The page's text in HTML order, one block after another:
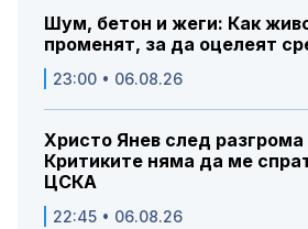
Шум, бетон и жеги: Как
променят, за да оцелеят
23:00 • 06.08.26
Христо Янев след
Критиките няма да ме
ЦСКА
22:45 • 06.08.26